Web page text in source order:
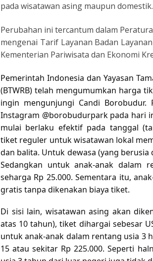
pada wisatawan asing maupun domestik.
Perubahan ini tercantum dalam
mengenai Tarif Layanan Badan
Kementerian Pariwisata dan Ekonomi
Pemerintah Indonesia dan Yayasan
(BTWRB) telah mengumumkan harga
ingin mengunjungi Candi
Instagram @borobudurpark pada hari
mulai berlaku efektif pada tanggal
tiket reguler untuk wisatawan lokal
dan balita. Untuk dewasa (yang berusia
Sedangkan untuk anak-anak dalam
seharga Rp 25.000. Sementara itu,
gratis tanpa dikenakan biaya tiket.
Di sisi lain, wisatawan asing akan
atas 10 tahun), tiket dihargai sebesar
untuk anak-anak dalam rentang usia 3
15 atau sekitar Rp 225.000. Seperti